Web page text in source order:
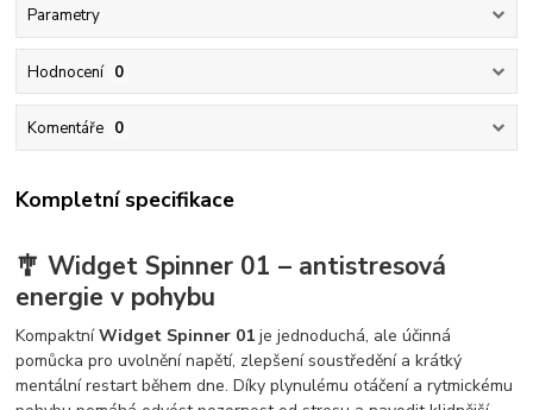
Parametry
Hodnocení 0
Komentáře 0
Kompletní specifikace
🎐 Widget Spinner 01 – antistresová
energie v pohybu
KompaktníWidget Spinner 01 je jednoduchá, ale účinná
pomůcka pro uvolnění napětí, zlepšení soustředění a krátký
mentální restart během dne. Díky plynulému otáčení a rytmickému